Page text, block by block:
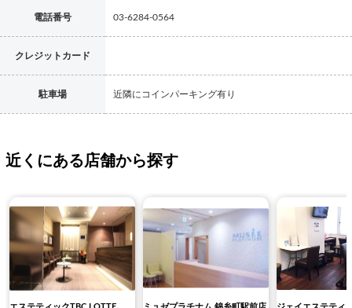
電話番号 03-6284-0564
クレジットカード
駐車場 近隣にコインパーキング有り
近くにある店舗から探す